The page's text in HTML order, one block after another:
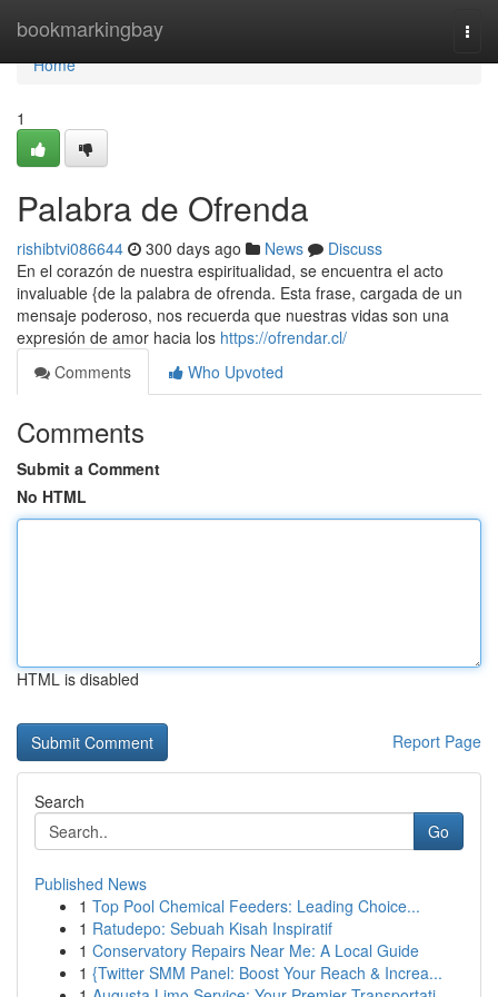
bookmarkingbay
Home
Home
1
Palabra de Ofrenda
rishibtvi086644 300 days ago News
Discuss
En el corazón de nuestra espiritualidad, se encuentra el acto
invaluable {de la palabra de ofrenda. Esta frase, cargada de un
mensaje poderoso, nos recuerda que nuestras vidas son una
expresión de amor hacia los https://ofrendar.cl/
Comments
Who Upvoted
Comments
Submit a Comment
No HTML
HTML is disabled
Report Page
Search
Go
Published News
1 Top Pool Chemical Feeders: Leading Choice...
1 Ratudepo: Sebuah Kisah Inspiratif
1 Conservatory Repairs Near Me: A Local Guide
1 {Twitter SMM Panel: Boost Your Reach & Increa...